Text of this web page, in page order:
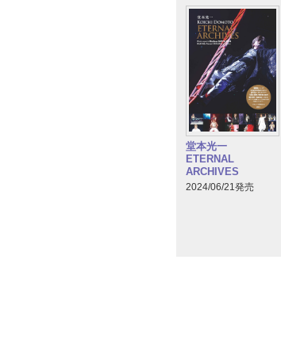
堂本光一
ETERNAL
ARCHIVES
2024/06/21発売